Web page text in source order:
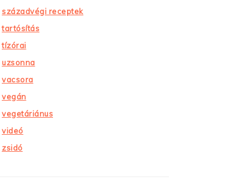
századvégi receptek
tartósítás
tízórai
uzsonna
vacsora
vegán
vegetáriánus
videó
zsidó